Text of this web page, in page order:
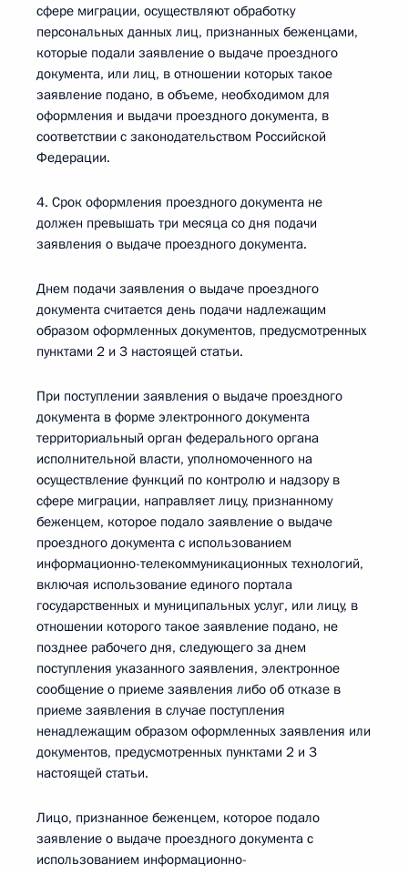
сфере миграции, осуществляют обработку
персональных данных лиц, признанных беженцами,
которые подали заявление о выдаче проездного
документа, или лиц, в отношении которых такое
заявление подано, в объеме, необходимом для
оформления и выдачи проездного документа, в
соответствии с законодательством Российской
Федерации.
4. Срок оформления проездного документа не
должен превышать три месяца со дня подачи
заявления о выдаче проездного документа.
Днем подачи заявления о выдаче проездного
документа считается день подачи надлежащим
образом оформленных документов, предусмотренных
пунктами 2 и 3 настоящей статьи.
При поступлении заявления о выдаче проездного
документа в форме электронного документа
территориальный орган федерального органа
исполнительной власти, уполномоченного на
осуществление функций по контролю и надзору в
сфере миграции, направляет лицу, признанному
беженцем, которое подало заявление о выдаче
проездного документа с использованием
информационно-телекоммуникационных технологий,
включая использование единого портала
государственных и муниципальных услуг, или лицу, в
отношении которого такое заявление подано, не
позднее рабочего дня, следующего за днем
поступления указанного заявления, электронное
сообщение о приеме заявления либо об отказе в
приеме заявления в случае поступления
ненадлежащим образом оформленных заявления или
документов, предусмотренных пунктами 2 и 3
настоящей статьи.
Лицо, признанное беженцем, которое подало
заявление о выдаче проездного документа с
использованием информационно-